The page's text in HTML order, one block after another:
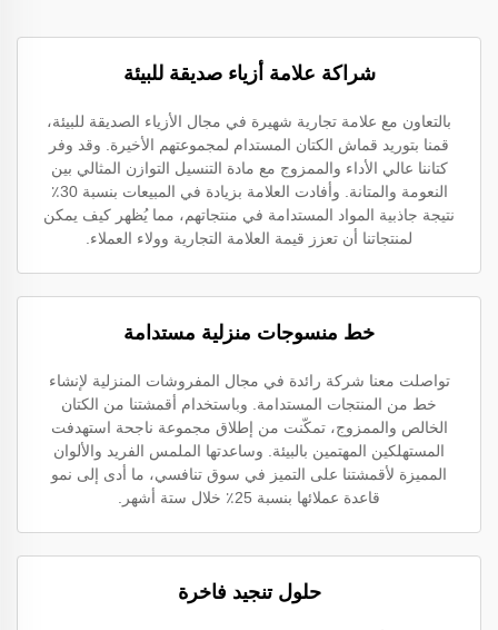
شراكة علامة أزياء صديقة للبيئة
بالتعاون مع علامة تجارية شهيرة في مجال الأزياء الصديقة للبيئة،
قمنا بتوريد قماش الكتان المستدام لمجموعتهم الأخيرة. وقد وفر
كتاننا عالي الأداء والممزوج مع مادة التنسيل التوازن المثالي بين
النعومة والمتانة. وأفادت العلامة بزيادة في المبيعات بنسبة 30٪
نتيجة جاذبية المواد المستدامة في منتجاتهم، مما يُظهر كيف يمكن
لمنتجاتنا أن تعزز قيمة العلامة التجارية وولاء العملاء.
خط منسوجات منزلية مستدامة
تواصلت معنا شركة رائدة في مجال المفروشات المنزلية لإنشاء
خط من المنتجات المستدامة. وباستخدام أقمشتنا من الكتان
الخالص والممزوج، تمكّنت من إطلاق مجموعة ناجحة استهدفت
المستهلكين المهتمين بالبيئة. وساعدتها الملمس الفريد والألوان
المميزة لأقمشتنا على التميز في سوق تنافسي، ما أدى إلى نمو
قاعدة عملائها بنسبة 25٪ خلال ستة أشهر.
حلول تنجيد فاخرة